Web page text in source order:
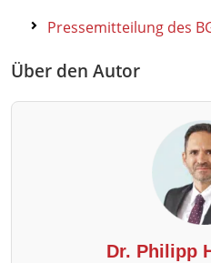
Pressemitteilung des
Über den Autor
Dr. Philipp